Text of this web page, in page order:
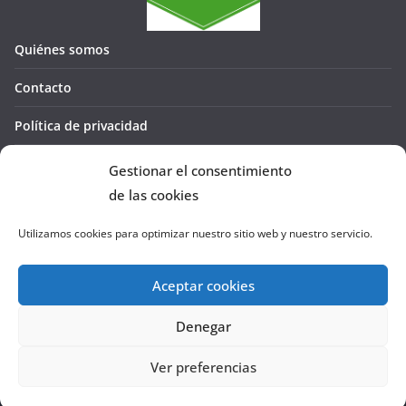
Gestionar el consentimiento
de las cookies
Utilizamos cookies para optimizar nuestro sitio web y nuestro servicio.
Aceptar cookies
Denegar
Ver preferencias
Quiénes somos
Contacto
Política de privacidad
Política de cookies (UE)
La Cañada te GUÍA
por ThemeGrill. Funciona con